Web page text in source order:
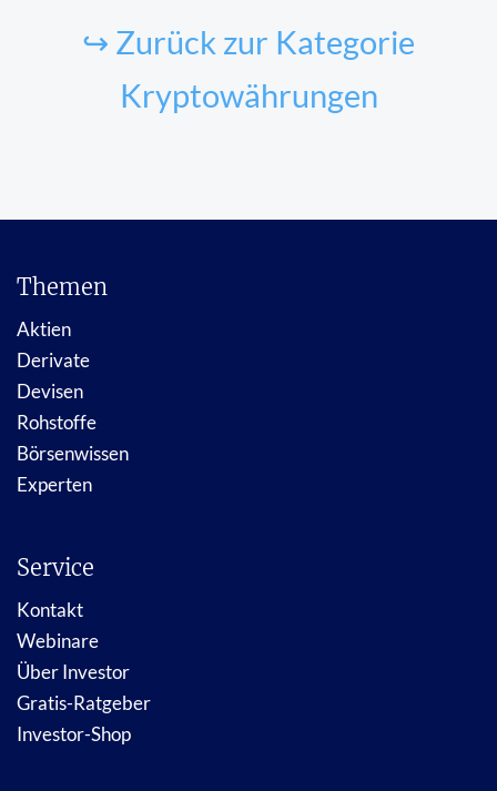
↪ Zurück zur Kategorie
Kryptowährungen
Themen
Aktien
Derivate
Devisen
Rohstoffe
Börsenwissen
Experten
Service
Kontakt
Webinare
Über Investor
Gratis-Ratgeber
Investor-Shop